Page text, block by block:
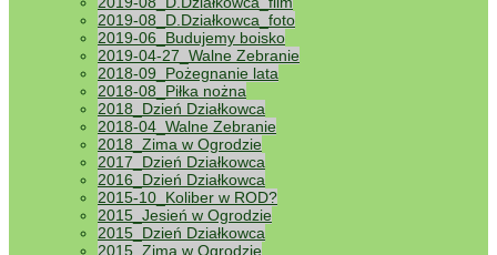
2019-08_D.Działkowca_foto
2019-06_Budujemy boisko
2019-04-27_Walne Zebranie
2018-09_Pożegnanie lata
2018-08_Piłka nożna
2018_Dzień Działkowca
2018-04_Walne Zebranie
2018_Zima w Ogrodzie
2017_Dzień Działkowca
2016_Dzień Działkowca
2015-10_Koliber w ROD?
2015_Jesień w Ogrodzie
2015_Dzień Działkowca
2015_Zima w Ogrodzie